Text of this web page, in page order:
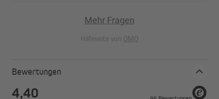
Mehr Fragen
Hilfeseite von OMQ
Bewertungen